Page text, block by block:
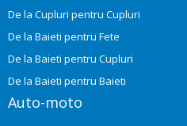
De la Cupluri pentru Cupluri
De la Baieti pentru Fete
De la Baieti pentru Cupluri
De la Baieti pentru Baieti
Auto-moto